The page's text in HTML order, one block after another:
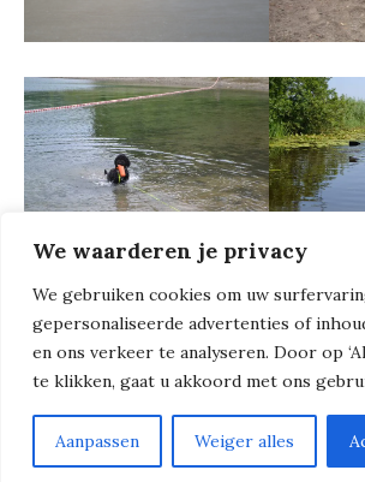
We waarderen je privacy
We gebruiken cookies om uw
gepersonaliseerde advertenties of
en ons verkeer te analyseren. Door op
te klikken, gaat u akkoord met ons
Aanpassen Weiger alles
© 2018 - 2026Milliers de